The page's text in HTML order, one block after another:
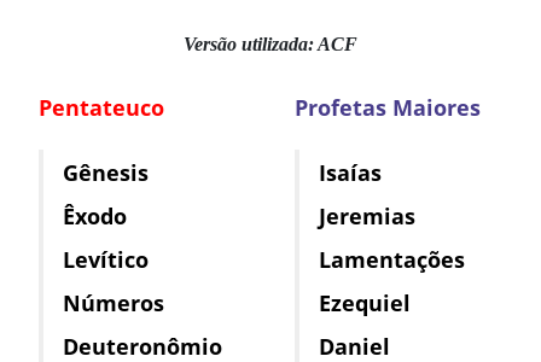
Versão utilizada: ACF
Pentateuco
Gênesis
Êxodo
Levítico
Números
Deuteronômio
Profetas Maiores
Isaías
Jeremias
Lamentações
Ezequiel
Daniel